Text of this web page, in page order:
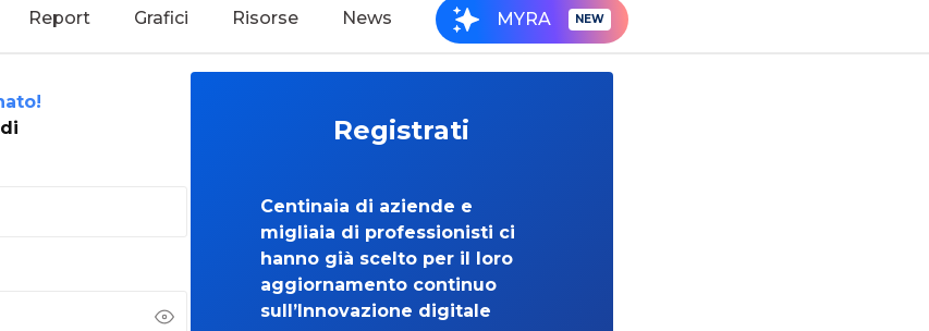
Report Grafici Risorse News MYRA
Registrati
Centinaia di aziende e
migliaia di professionisti ci
hanno già scelto per il loro
aggiornamento continuo
sull’Innovazione digitale